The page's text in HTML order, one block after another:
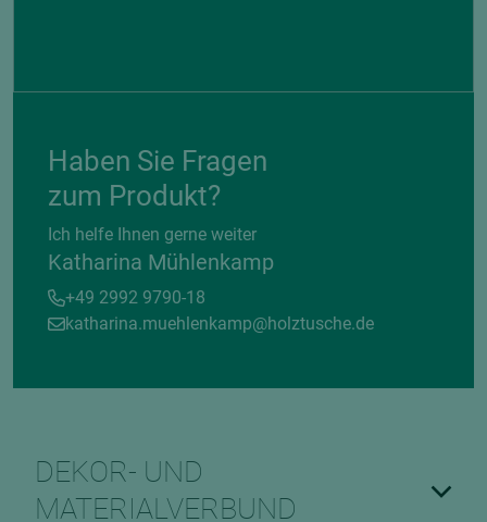
Haben Sie Fragen
zum Produkt?
Ich helfe Ihnen gerne weiter
Katharina Mühlenkamp
+49 2992 9790-18
katharina.muehlenkamp@holztusche.de
DEKOR- UND
MATERIALVERBUND